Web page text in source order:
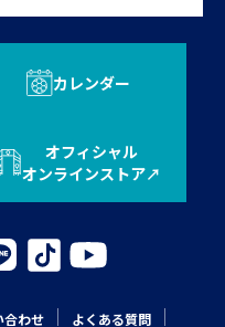
カレンダー
オフィシャル
オンラインストア
合わせ
よくある質問